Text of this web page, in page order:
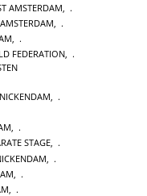
AMSTERDAM
,
,
FEDERATION,
,
,
STAGE,